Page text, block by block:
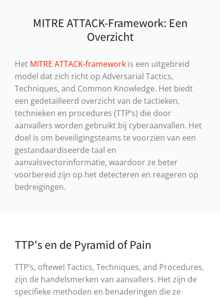
MITRE ATTACK-Framework: Een
Overzicht
Het MITRE ATTACK-framework is een uitgebreid
model dat zich richt op Adversarial Tactics,
Techniques, and Common Knowledge. Het biedt
een gedetailleerd overzicht van de tactieken,
technieken en procedures (TTP’s) die door
aanvallers worden gebruikt bij cyberaanvallen. Het
doel is om beveiligingsteams te voorzien van een
gestandaardiseerde taal en
aanvalsvectorinformatie, waardoor ze beter
voorbereid zijn op het detecteren en reageren op
bedreigingen.
TTP's en de Pyramid of Pain
TTP’s, oftewel Tactics, Techniques, and Procedures,
zijn de handelsmerken van aanvallers. Het zijn de
specifieke methoden en benaderingen die ze